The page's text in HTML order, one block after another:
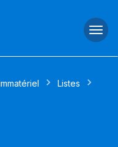
Listes